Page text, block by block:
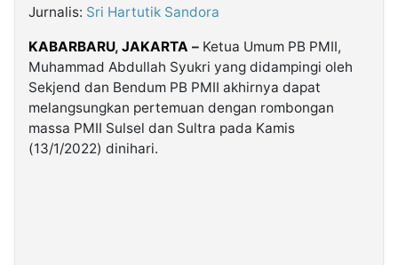
Kabarbaru.co
Jurnalis: Sri Hartutik Sandora
KABARBARU, JAKARTA – Ketua Umum PB PMII,
Muhammad Abdullah Syukri yang didampingi oleh
Sekjend dan Bendum PB PMII akhirnya dapat
melangsungkan pertemuan dengan rombongan
massa PMII Sulsel dan Sultra pada Kamis
(13/1/2022) dinihari.